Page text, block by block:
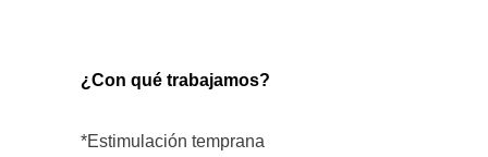
¿Con qué trabajamos?
*Estimulación temprana